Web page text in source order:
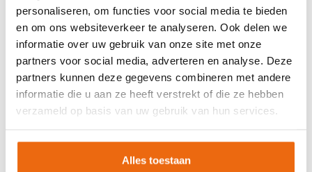
personaliseren, om functies voor social media te bieden
en om ons websiteverkeer te analyseren. Ook delen we
informatie over uw gebruik van onze site met onze
partners voor social media, adverteren en analyse. Deze
partners kunnen deze gegevens combineren met andere
informatie die u aan ze heeft verstrekt of die ze hebben
verzameld op basis van uw gebruik van hun services.
Alles toestaan
BETON BESTELLEN IN
BROEKSTERWÂLD
Ben je op zoek naar een leverancier bij jou in de buurt die
goedkoop beton kan storten in Broeksterwâld? Dan ben
je bij ons aan het juiste adres. Wij bezorgen kant-en-klaar
in Broeksterwâld bestellen is eenvoudig: vraag vrijblijvend